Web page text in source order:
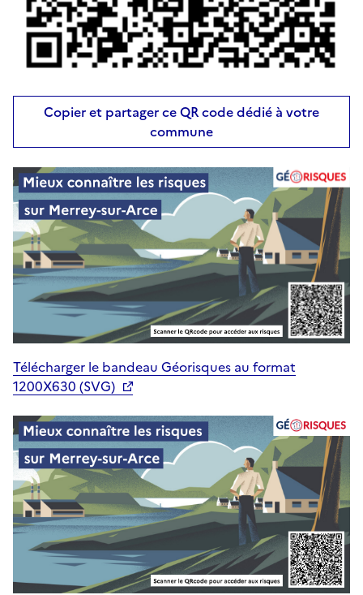
Copier et partager ce QR code dédié à votre
commune
Télécharger le bandeau Géorisques au format
1200X630 (SVG)